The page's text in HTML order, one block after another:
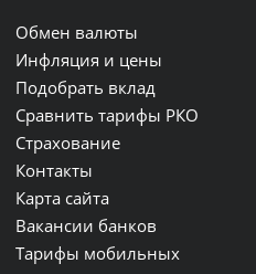
Обмен валюты
Инфляция и цены
Подобрать вклад
Сравнить тарифы РКО
Страхование
Контакты
Карта сайта
Вакансии банков
Тарифы мобильных